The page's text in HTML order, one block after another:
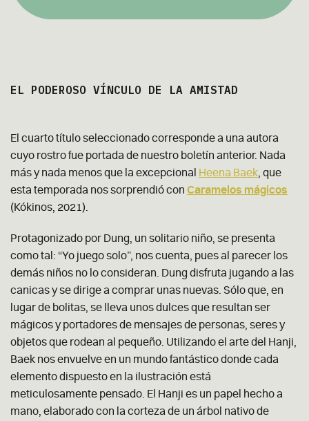
EL PODEROSO VÍNCULO DE LA AMISTAD
El cuarto título seleccionado corresponde a una autora
cuyo rostro fue portada de nuestro boletín anterior. Nada
más y nada menos que la excepcional Heena Baek , que
esta temporada nos sorprendió con Caramelos mágicos
(Kókinos, 2021).
Protagonizado por Dung, un solitario niño, se presenta
como tal: “Yo juego solo”, nos cuenta, pues al parecer los
demás niños no lo consideran. Dung disfruta jugando a las
canicas y se dirige a comprar unas nuevas. Sólo que, en
lugar de bolitas, se lleva unos dulces que resultan ser
mágicos y portadores de mensajes de personas, seres y
objetos que rodean al pequeño. Utilizando el arte del Hanji,
Baek nos envuelve en un mundo fantástico donde cada
elemento dispuesto en la ilustración está
meticulosamente pensado. El Hanji es un papel hecho a
mano, elaborado con la corteza de un árbol nativo de